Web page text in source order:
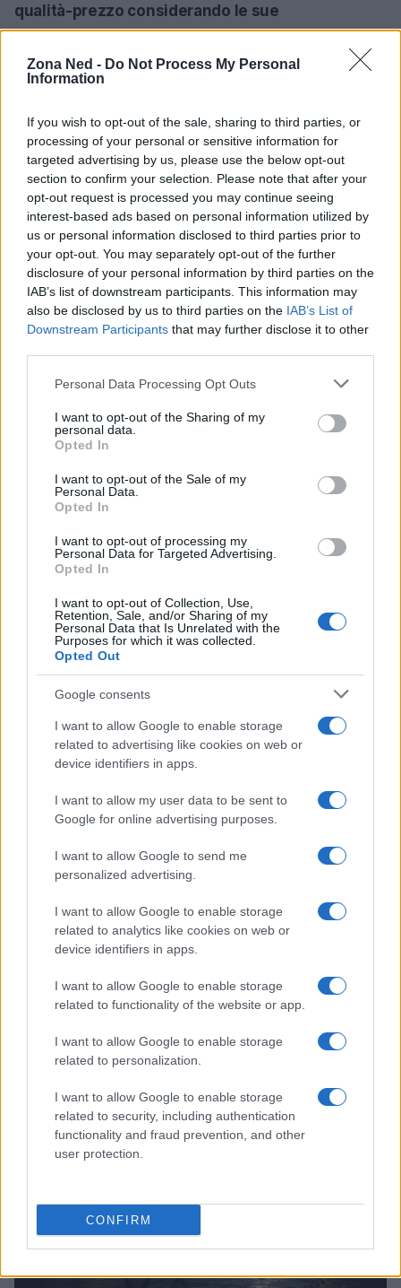
Zona Ned - Do Not Process My Personal
Information
If you wish to opt-out of the sale, sharing to third parties, or
processing of your personal or sensitive information for
targeted advertising by us, please use the below opt-out
section to confirm your selection. Please note that after your
opt-out request is processed you may continue seeing
interest-based ads based on personal information utilized by
us or personal information disclosed to third parties prior to
your opt-out. You may separately opt-out of the further
disclosure of your personal information by third parties on the
IAB’s list of downstream participants. This information may
also be disclosed by us to third parties on the IAB’s List of
Downstream Participants that may further disclose it to other
Please note that this website/app uses one or more Google
not limited to your visit or usage behaviour. You may click to
grant or deny consent to Google and its third-party tags to
use your data for below specified purposes in below Google
consent section.
Personal Data Processing Opt Outs
I want to opt-out of the Sharing of my
personal data.
Opted In
I want to opt-out of the Sale of my
Personal Data.
Opted In
I want to opt-out of processing my
Personal Data for Targeted Advertising.
Opted In
I want to opt-out of Collection, Use,
Retention, Sale, and/or Sharing of my
Personal Data that Is Unrelated with the
Purposes for which it was collected.
Opted Out
Google consents
I want to allow Google to enable storage
related to advertising like cookies on web or
device identifiers in apps.
I want to allow my user data to be sent to
Google for online advertising purposes.
I want to allow Google to send me
personalized advertising.
I want to allow Google to enable storage
related to analytics like cookies on web or
device identifiers in apps.
I want to allow Google to enable storage
related to functionality of the website or app.
I want to allow Google to enable storage
related to personalization.
I want to allow Google to enable storage
related to security, including authentication
functionality and fraud prevention, and other
user protection.
CONFIRM
qualità-prezzo considerando le sue
caratteristiche e prestazioni. Per coloro che sono
in cerca di occhiali AR che privilegiano la
portabilità senza compromettere l’esperienza
essere preso in considerazione. Ti piacerebbe
provarli?<\/p>
AUTORE
Staff
Continua a leggere
NERD NEWS
Pieve Comics 2026: tutto ciò che devi sapere
sull’evento nerd di Perugia
Andrea Conforti · 6 Ago 2026
NERD NEWS